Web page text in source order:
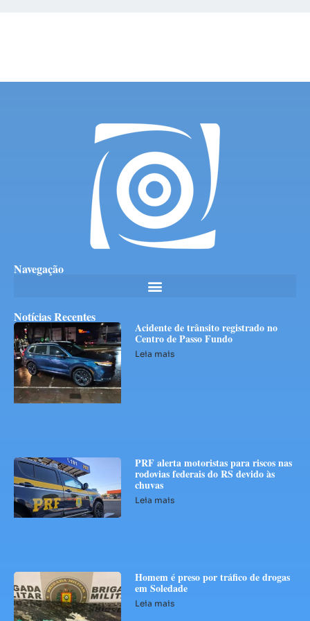
Navegação
Notícias Recentes
Acidente de trânsito registrado no
Centro de Passo Fundo
Leia mais
PRF alerta motoristas para riscos nas
rodovias federais do RS devido às
chuvas
Leia mais
Homem é preso por tráfico de drogas
em Soledade
Leia mais